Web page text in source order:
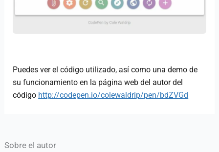
Puedes ver el código utilizado, así como una demo de
su funcionamiento en la página web del autor del
código http://codepen.io/colewaldrip/pen/bdZVGd
Sobre el autor